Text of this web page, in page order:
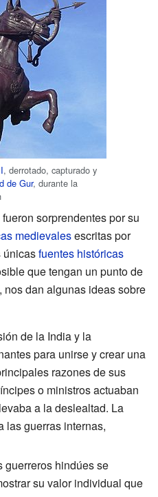
, derrotado, capturado y
de Gur, durante la
sorprendentes por su
medievalesescritas por
únicasfuentes históricas
que tengan un punto de
dan algunas ideas sobre
de la India y la
para unirse y crear una
razones de sus
o ministros actuaban
a la deslealtad. La
las guerras internas,
guerreros hindúes se
su valor individual que